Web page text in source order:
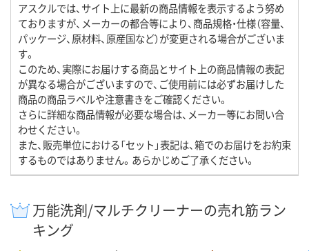
アスクルでは、サイト上に最新の商品情報を表示するよう努め
ておりますが、メーカーの都合等により、商品規格・仕様（容量、
パッケージ、原材料、原産国など）が変更される場合がございま
す。
このため、実際にお届けする商品とサイト上の商品情報の表記
が異なる場合がございますので、ご使用前には必ずお届けした
商品の商品ラベルや注意書きをご確認ください。
さらに詳細な商品情報が必要な場合は、メーカー等にお問い合
わせください。
また、販売単位における「セット」表記は、箱でのお届けをお約束
するものではありません。あらかじめご了承ください。
万能洗剤/マルチクリーナーの売れ筋ラン
キング